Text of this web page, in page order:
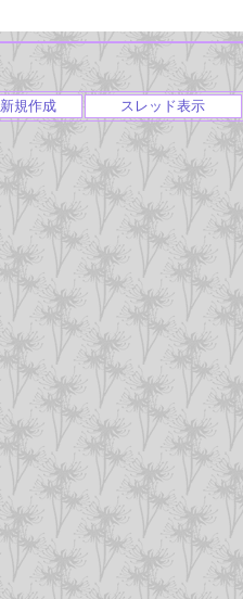
新規作成 スレッド表示